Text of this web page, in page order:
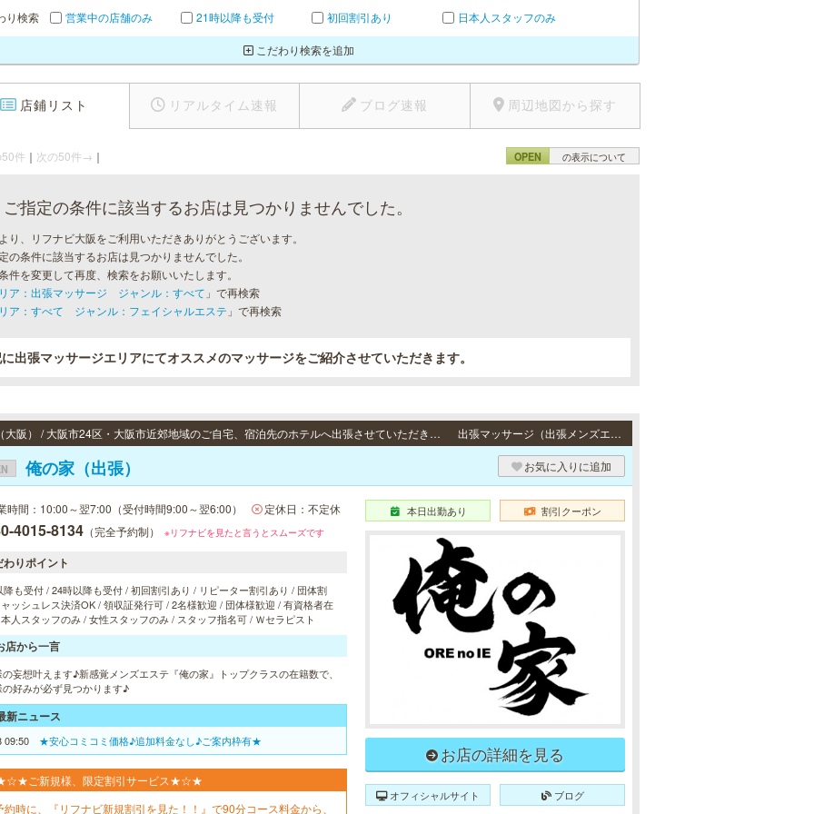
り検索 営業中の店舗のみ 21時以降も受付 初回割引あり 日本人スタッフのみ
こだわり検索を追加
店鋪リスト リアルタイム速報 ブログ速報 周辺地図から探す
件 ｜ 次の50件→ ｜ OPEN の表示について
ご指定の条件に該当するお店は見つかりませんでした。
り、リフナビ大阪をご利用いただきありがとうございます。
の条件に該当するお店は見つかりませんでした。
件を変更して再度、検索をお願いいたします。
ア：出張マッサージ ジャンル：すべて 」で再検索
ア：すべて ジャンル：フェイシャルエステ 」で再検索
出張マッサージエリアにてオススメのマッサージをご紹介させていただきます。
出張（大阪） / 大阪市24区・大阪市近郊地域のご自宅、宿泊先のホテルへ出張させていただきます。 出張マッサージ（出張メンズエステ）
俺の家（出張） お気に入りに追加
時間：10:00～翌7:00（受付時間9:00～翌6:00） 定休日：不定休
4015-8134 （完全予約制） ※リフナビを見たと言うとスムーズです
わりポイント
降も受付 / 24時以降も受付 / 初回割引あり / リピーター割引あり / 団体割
ッシュレス決済OK / 領収証発行可 / 2名様歓迎 / 団体様歓迎 / 有資格者在
人スタッフのみ / 女性スタッフのみ / スタッフ指名可 / Ｗセラピスト
店から一言
妄想叶えます♪新感覚メンズエステ『俺の家』トップクラスの在籍数で、
の好みが必ず見つかります♪
新ニュース
09:50 ★安心コミコミ価格♪追加料金なし♪ご案内枠有★
ご新規様、限定割引サービス★☆★
約時に、『リフナビ新規割引を見た！！』で90分コース料金から、
本日出勤あり 割引クーポン
お店の詳細を見る
オフィシャルサイト ブログ